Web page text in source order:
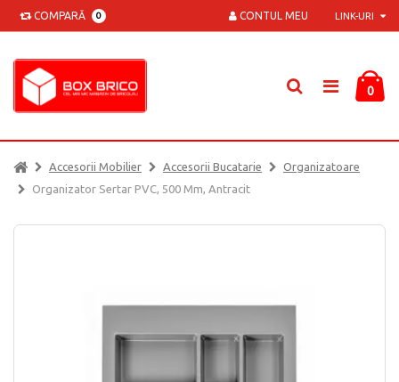
COMPARĂ 0 LINK-URI
CONTUL MEU
0
Accesorii Mobilier Accesorii Bucatarie
Organizatoare
Organizator Sertar PVC, 500 Mm, Antracit